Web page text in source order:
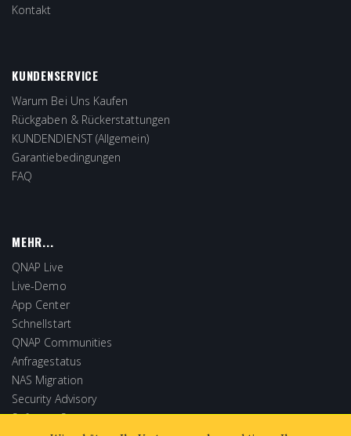
Kontakt
KUNDENSERVICE
Warum Bei Uns Kaufen
Rückgaben & Rückerstattungen
KUNDENDIENST (Allgemein)
Garantiebedingungen
FAQ
MEHR...
QNAP Live
Live-Demo
App Center
Schnellstart
QNAP Communities
Anfragestatus
NAS Migration
Security Advisory
Software Store